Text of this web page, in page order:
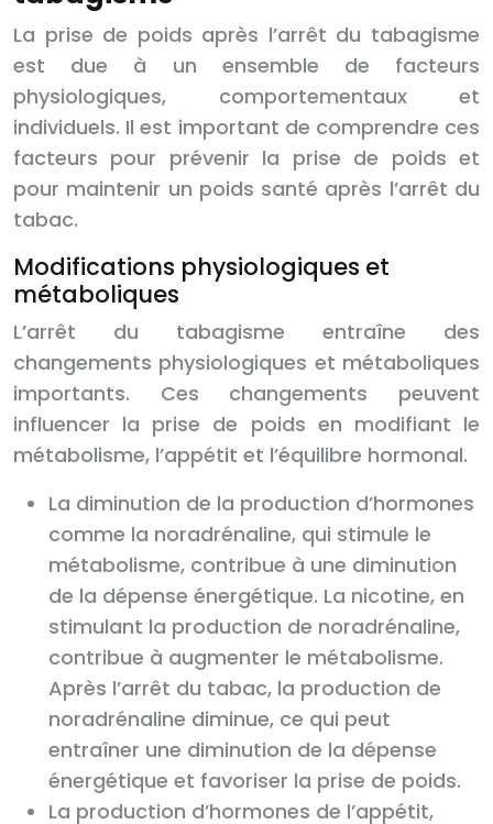
La prise de poids après l’arrêt du tabagisme
est due à un ensemble de facteurs
physiologiques, comportementaux et
individuels. Il est important de comprendre ces
facteurs pour prévenir la prise de poids et
pour maintenir un poids santé après l’arrêt du
tabac.
Modifications physiologiques et
métaboliques
L’arrêt du tabagisme entraîne des
changements physiologiques et métaboliques
importants. Ces changements peuvent
influencer la prise de poids en modifiant le
métabolisme, l’appétit et l’équilibre hormonal.
La diminution de la production d’hormones
comme la noradrénaline, qui stimule le
métabolisme, contribue à une diminution
de la dépense énergétique. La nicotine, en
stimulant la production de noradrénaline,
contribue à augmenter le métabolisme.
Après l’arrêt du tabac, la production de
noradrénaline diminue, ce qui peut
entraîner une diminution de la dépense
énergétique et favoriser la prise de poids.
La production d’hormones de l’appétit,